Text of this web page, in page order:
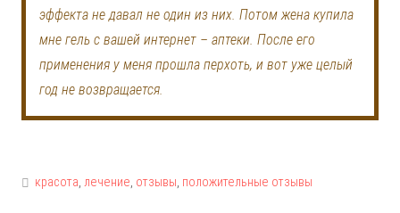
эффекта не давал не один из них. Потом жена купила
мне гель с вашей интернет – аптеки. После его
применения у меня прошла перхоть, и вот уже целый
год не возвращается.
красота,лечение, отзывы, положительные отзывы